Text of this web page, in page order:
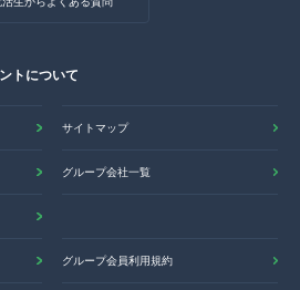
トについて
サイトマップ
グループ会社一覧
グループ会員利用規約